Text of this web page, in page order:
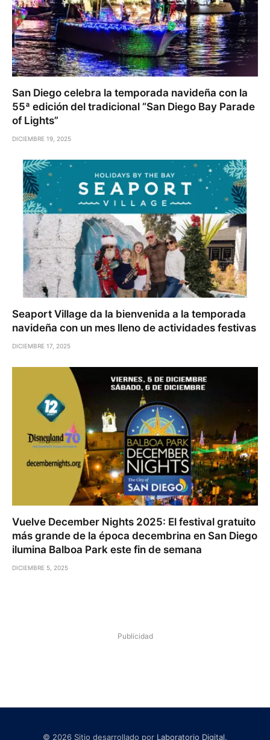
San Diego celebra la temporada navideña con la
55ª edición del tradicional “San Diego Bay Parade
of Lights”
DICIEMBRE 19, 2025
Seaport Village da la bienvenida a la temporada
navideña con un mes lleno de actividades festivas
DICIEMBRE 17, 2025
Vuelve December Nights 2025: El festival gratuito
más grande de la época decembrina en San Diego
ilumina Balboa Park este fin de semana
DICIEMBRE 5, 2025
Publicidad
© 2026 Sitio desarrollado por Laboratorio Digital.